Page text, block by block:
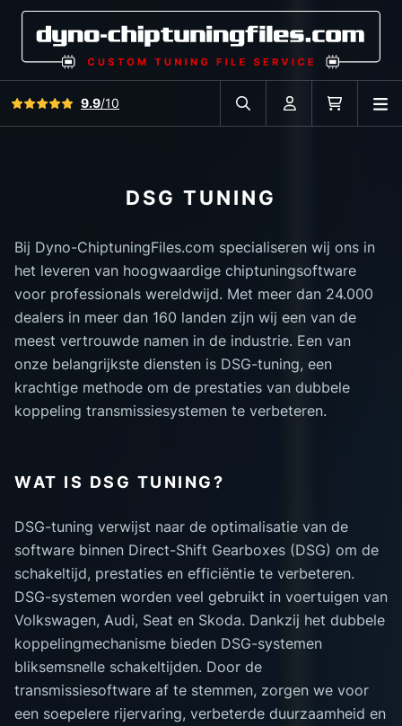
Bekijk alle reviews
9.9/10
Zoek in autodatabase
Account
DSG TUNING
Bij Dyno-ChiptuningFiles.com specialiseren wij ons in
het leveren van hoogwaardige chiptuningsoftware
voor professionals wereldwijd. Met meer dan 24.000
dealers in meer dan 160 landen zijn wij een van de
meest vertrouwde namen in de industrie. Een van
onze belangrijkste diensten is DSG-tuning, een
krachtige methode om de prestaties van dubbele
koppeling transmissiesystemen te verbeteren.
WAT IS DSG TUNING?
DSG-tuning verwijst naar de optimalisatie van de
software binnen Direct-Shift Gearboxes (DSG) om de
schakeltijd, prestaties en efficiëntie te verbeteren.
DSG-systemen worden veel gebruikt in voertuigen van
Volkswagen, Audi, Seat en Skoda. Dankzij het dubbele
koppelingmechanisme bieden DSG-systemen
bliksemsnelle schakeltijden. Door de
transmissiesoftware af te stemmen, zorgen we voor
een soepelere rijervaring, verbeterde duurzaamheid en